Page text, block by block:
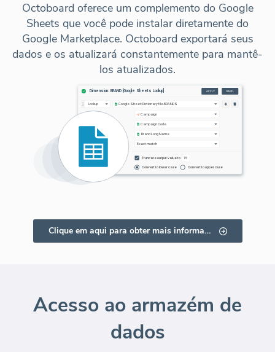
Octoboard oferece um complemento do Google
Sheets que você pode instalar diretamente do
Google Marketplace. Octoboard exportará seus
dados e os atualizará constantemente para mantê-
los atualizados.
Clique em aqui para obter mais informações
Acesso ao armazém de
dados